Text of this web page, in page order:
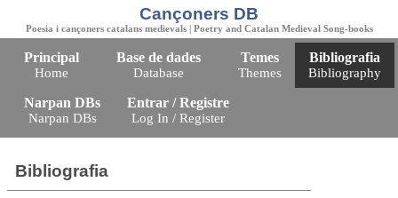
Cançoners DB
Poesia i cançoners catalans medievals | Poetry and Catalan Medieval Song-books
Principal
Home
Base de dades
Database
Temes
Themes
Bibliografia
Bibliography
Narpan DBs
Narpan DBs
Entrar / Registre
Log In / Register
Bibliografia